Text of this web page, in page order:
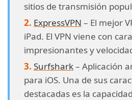
sitios de transmisión
ExpressVPN – El mejor
iPad. El VPN viene con
impresionantes y
Surfshark– Aplicación
para iOS. Una de sus
destacadas es la